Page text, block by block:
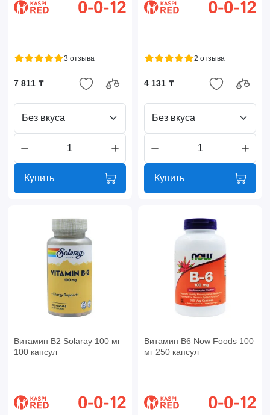
3 отзыва
7 811 ₸
Без вкуса
Купить
2 отзыва
4 131 ₸
Без вкуса
Купить
Витамин B2 Solaray 100 мг
100 капсул
Витамин B6 Now Foods 100
мг 250 капсул